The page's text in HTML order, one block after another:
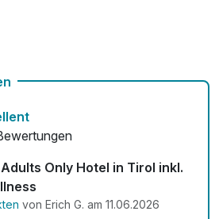
Thierseetal
Only Hotel in Tirol inkl.
von Erich G. am 11.06.2026